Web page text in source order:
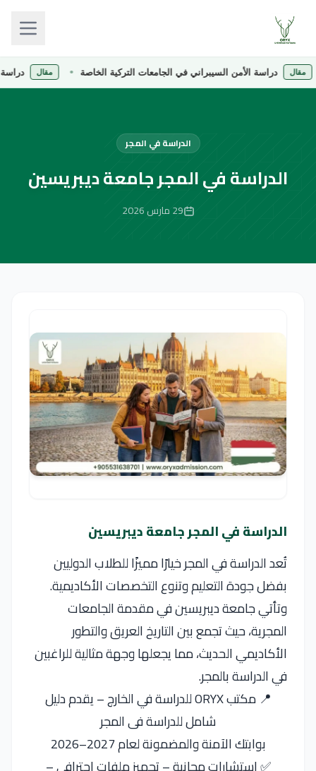
دراسة الأمن السيبراني في الجامعات التركية الخاصة مقال دراسة
الدراسة في المجر
الدراسة في المجر جامعة ديبريسين
29 مارس 2026
الدراسة في المجر جامعة ديبريسين
تُعد الدراسة فيالمجرخيارًا مميزًا للطلاب الدوليين
بفضل جودة التعليم وتنوع التخصصات الأكاديمية.
وتأتيجامعة ديبريسينفي مقدمة الجامعات
المجرية، حيث تجمع بين التاريخ العريق والتطور
الأكاديمي الحديث، مما يجعلها وجهة مثالية للراغبين
في الدراسة بالمجر.
📍 مكتب ORYX للدراسة في الخارج – يقدم دليل
شامل للدراسة فى المجر
بوابتك الآمنة والمضمونة لعام 2027–2026
✅ استشارات مجانية – تجهيز ملفات احترافي –